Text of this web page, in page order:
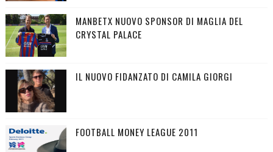
MANBETX NUOVO SPONSOR DI MAGLIA DEL
CRYSTAL PALACE
IL NUOVO FIDANZATO DI CAMILA GIORGI
FOOTBALL MONEY LEAGUE 2011